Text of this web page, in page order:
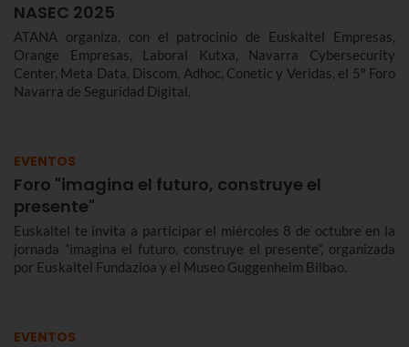
NASEC 2025
ATANA organiza, con el patrocinio de Euskaltel Empresas,
Orange Empresas, Laboral Kutxa, Navarra Cybersecurity
Center, Meta Data, Discom, Adhoc, Conetic y Veridas, el 5º Foro
Navarra de Seguridad Digital.
EVENTOS
Foro "imagina el futuro, construye el
presente"
Euskaltel te invita a participar el miércoles 8 de octubre en la
jornada “imagina el futuro, construye el presente”, organizada
por Euskaltel Fundazioa y el Museo Guggenheim Bilbao.
EVENTOS